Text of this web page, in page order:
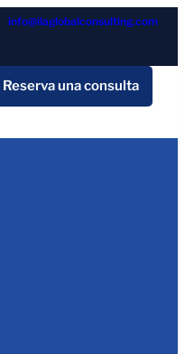
info@ilaglobalconsulting.com
Reserva una consulta